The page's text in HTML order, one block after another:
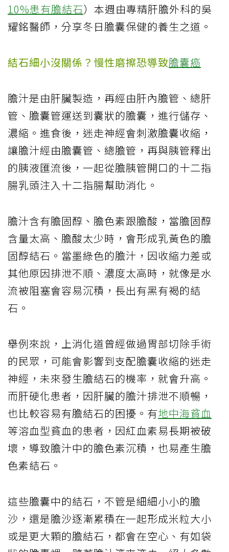
10%患有膽結石）本週由專精肝膽外科的吳
耀銘醫師，分享冬日膽囊保健的養生之道。
結石細小沒關係？慢性磨擦恐導致膽囊癌
膽汁是由肝臟製造，再經由肝內膽管、總肝
管、膽囊管運送到囊狀的膽囊，進行儲存、
濃縮。進食後，迷走神經會刺激膽囊收縮，
讓膽汁經由膽囊管、總膽管，再與胰管釋出
的胰液匯流後，一起從膽胰管開口的十二指
腸乳頭注入十二指腸幫助消化。
膽汁含有膽固醇、膽色素跟膽酸，當膽固醇
含量太高、膽酸太少時，會形成乳黃色的膽
固醇結石。當墨綠色的膽汁，因收縮力差或
其他原因排泄不順、濃度太高時，就像是水
流被阻塞會容易沉積，長出有黑有褐的結
石。
舉例來說，上消化道曾經做過胃部切除手術
的民眾，可能會影響到支配膽囊收縮的迷走
神經，未來發生膽結石的機率，就會升高。
而肝硬化患者，因肝臟的膽汁排泄不順暢，
也比較容易有膽結石的困擾。有地中海貧血
等溶血型貧血的患者，因紅血素易長期被破
壞，導致膽汁中的膽色素沉積，也易產生膽
色素結石。
這些膽囊中的結石，不管是細細小小的膽
沙，還是膽沙逐漸累積在一起形成米粒大小
或是更大顆的膽結石，都會在空心、有如袋